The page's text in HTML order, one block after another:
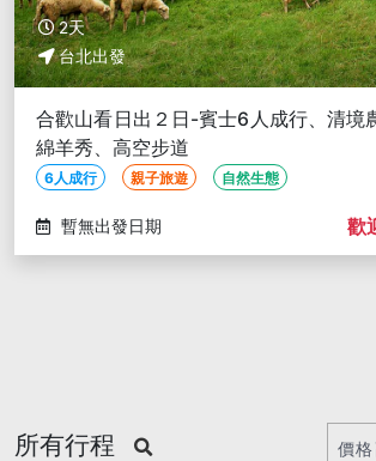
2天
台北出發
合歡山看日出２日-賓士6人成行、清境
綿羊秀、高空步道
6人成行 親子旅遊 自然生態
暫無出發日期 歡
所有行程